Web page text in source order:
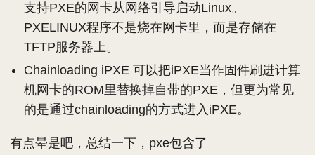
支持PXE的网卡从网络引导启动Linux。
PXELINUX程序不是烧在网卡里，而是存储在
TFTP服务器上。
Chainloading iPXE 可以把iPXE当作固件刷进计算
机网卡的ROM里替换掉自带的PXE，但更为常见
的是通过chainloading的方式进入iPXE。
有点晕是吧，总结一下，pxe包含了